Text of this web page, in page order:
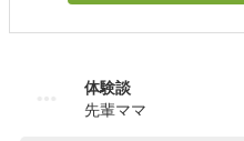
体験談
先輩ママ